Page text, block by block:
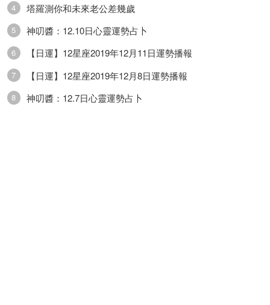
4 塔羅測你和未來老公差幾歲
5 神叨醬：12.10日心靈運勢占卜
6 【日運】12星座2019年12月11日運勢播報
7 【日運】12星座2019年12月8日運勢播報
8 神叨醬：12.7日心靈運勢占卜